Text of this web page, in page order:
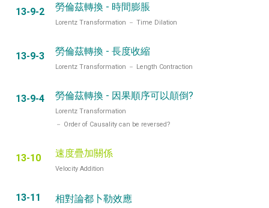
13-9-2 勞倫茲轉換 - 時間膨脹
Lorentz Transformation － Time Dilation
13-9-3 勞倫茲轉換 - 長度收縮
Lorentz Transformation － Length Contraction
13-9-4 勞倫茲轉換 - 因果順序可以顛倒?
Lorentz Transformation
－ Order of Causality can be reversed?
13-10 速度疊加關係
Velocity Addition
13-11 相對論都卜勒效應